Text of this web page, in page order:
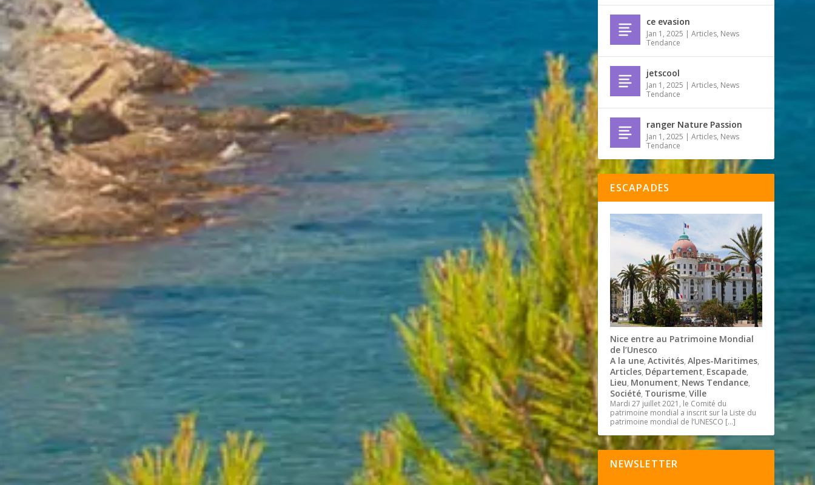
ce evasion
Jan 1, 2025 |Articles, News
Tendance
jetscool
Jan 1, 2025 |Articles, News
Tendance
ranger Nature Passion
Jan 1, 2025 |Articles, News
Tendance
ESCAPADES
Nice entre au Patrimoine Mondial
de l’Unesco
A la une,Activités,Alpes-Maritimes,
Articles, Département, Escapade,
Lieu, Monument, News Tendance,
Société, Tourisme,Ville
Mardi 27 juillet 2021, le Comité du
patrimoine mondial a inscrit sur la Liste du
patrimoine mondial de l’UNESCO […]
NEWSLETTER